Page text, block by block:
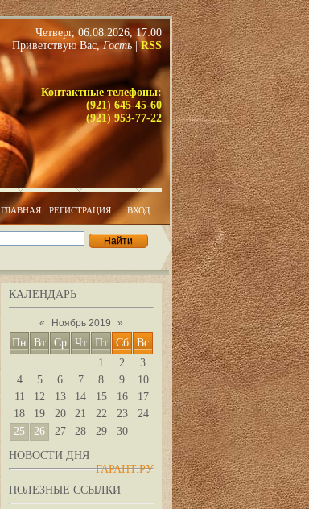
Четверг, 06.08.2026, 17:00
Приветствую Вас,Гость|RSS
Контактные телефоны:
(921) 645-45-60
(921) 953-77-22
ГЛАВНАЯ РЕГИСТРАЦИЯ ВХОД
КАЛЕНДАРЬ
« Ноябрь 2019 »
Пн Вт Ср Чт Пт Сб
Вс
1
2
3
4
5 6 7 8 9
10
11
12 13 14 15 16
17
18
19 20 21 22 23
24
25
26 27 28 29
30
НОВОСТИ ДНЯ
ГАРАНТ.РУ
ПОЛЕЗНЫЕ ССЫЛКИ